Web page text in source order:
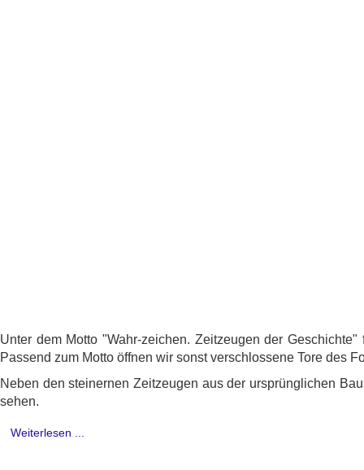
Unter dem Motto "Wahr-zeichen. Zeitzeugen der
Passend zum Motto öffnen wir sonst verschlossene Tore des
Neben den steinernen Zeitzeugen aus der ursprünglichen
sehen.
Weiterlesen ...